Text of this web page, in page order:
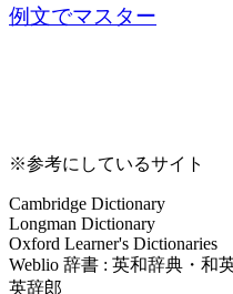
例文でマスター
※参考にしているサイト
Cambridge Dictionary
Longman Dictionary
Oxford Learner's Dictionaries
Weblio 辞書 : 英和辞典・和
英辞郎